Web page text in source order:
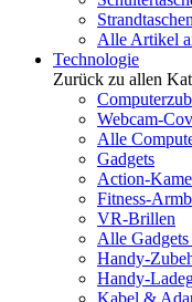
Strandtaschen
Alle Artikel
Technologie
Zurück zu allen
Webcam-
Alle
Gadgets
Action-
Fitness-
VR-Brillen
Alle Gadgets
Handy-
Handy-
Kabel &